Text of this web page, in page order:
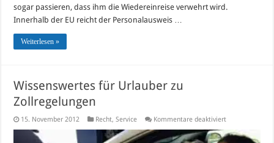
sogar passieren, dass ihm die Wiedereinreise verwehrt wird.
Innerhalb der EU reicht der Personalausweis …
Weiterlesen »
Wissenswertes für Urlauber zu
Zollregelungen
15. November 2012 Recht,Service Kommentare deaktiviertfür
für